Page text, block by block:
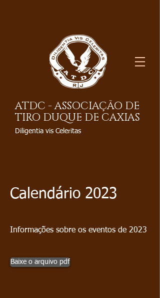
ATDC - ASSOCIAÇÃO DE
TIRO DUQUE DE CAXIAS
Diligentia vis Celeritas
Calendário 2023
Informações sobre os eventos de 2023
Baixe o arquivo pdf